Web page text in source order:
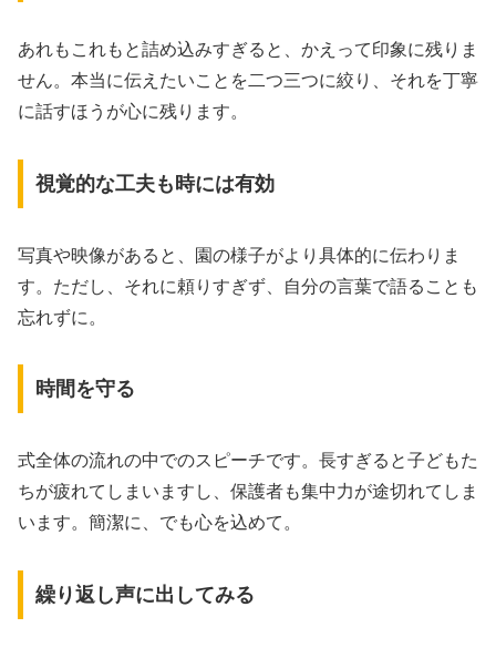
あれもこれもと詰め込みすぎると、かえって印象に残りま
せん。本当に伝えたいことを二つ三つに絞り、それを丁寧
に話すほうが心に残ります。
視覚的な工夫も時には有効
写真や映像があると、園の様子がより具体的に伝わりま
す。ただし、それに頼りすぎず、自分の言葉で語ることも
忘れずに。
時間を守る
式全体の流れの中でのスピーチです。長すぎると子どもた
ちが疲れてしまいますし、保護者も集中力が途切れてしま
います。簡潔に、でも心を込めて。
繰り返し声に出してみる